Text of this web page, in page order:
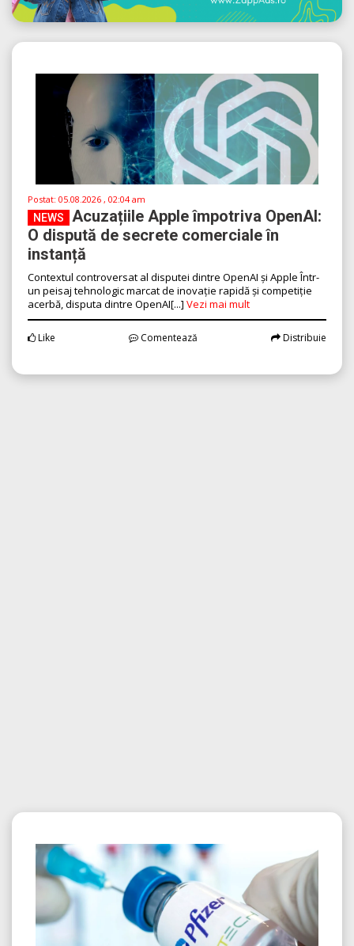
Postat: 05.08.2026 , 02:04 am
NEWS
Acuzațiile Apple împotriva OpenAI:
O dispută de secrete comerciale în
instanță
Contextul controversat al disputei dintre OpenAI și Apple Într-
un peisaj tehnologic marcat de inovație rapidă și competiție
acerbă, disputa dintre OpenAI[...] Vezi mai mult
Like Comentează Distribuie